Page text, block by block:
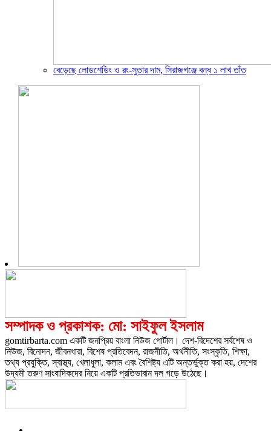
বেড়েছে লোডশেডিং ও রং-সুতার দাম, সিরাজগঞ্জে বন্ধ ১ লাখ তাঁত
সম্পাদক ও প্রকাশক: মো: সাইফুল ইসলাম
gomtirbarta.com একটি জনপ্রিয় বাংলা নিউজ পোর্টাল। দেশ-বিদেশের সর্বশেষ ও
নিউজ, বিনোদন, জীবনধারা, বিশেষ প্রতিবেদন, রাজনীতি, অর্থনীতি, সংস্কৃতি, শিক্ষা,
তথ্য প্রযুক্তি, স্বাস্থ্য, খেলাধুলা, কলাম এবং বৈশিষ্ট্য এটি অন্তর্ভুক্ত করা হয়, দেশের
উদ্যমী তরুণ সাংবাদিকদের নিয়ে একটি প্রতিভাবান দল গড়ে উঠেছে।